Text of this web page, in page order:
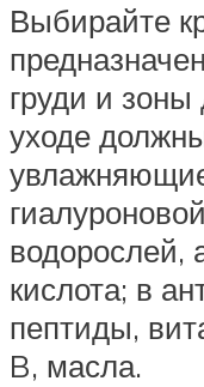
Выбирайте
груди и
уходе
водорослей,
кислота; в
пептиды,
B, масла.